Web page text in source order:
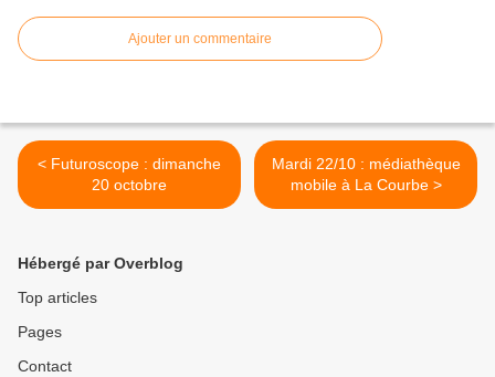
Ajouter un commentaire
< Futuroscope : dimanche
20 octobre
Mardi 22/10 : médiathèque
mobile à La Courbe >
Hébergé par Overblog
Top articles
Pages
Contact